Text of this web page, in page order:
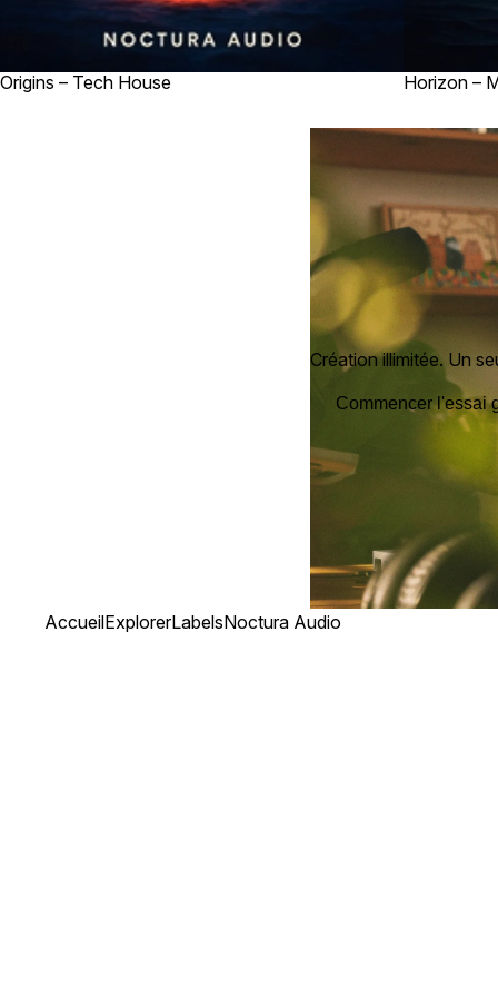
Origins – Tech House Horizon –
Création illimitée. Un
Commencer l'essai
AccueilExplorerLabelsNoctura Audio